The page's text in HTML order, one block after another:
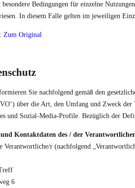
besondere Bedingungen für einzelne
In diesem Falle gelten im jeweiligen
Zum Original
Sie nachfolgend gemäß den
über die Art, den Umfang und Zweck der
und Sozial-Media-Profile. Bezüglich der
und Kontaktdaten des / der
Verantwortliche/r (nachfolgend
6